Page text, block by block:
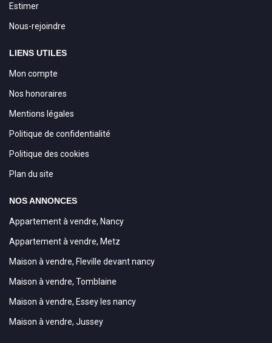
Estimer
Nous-rejoindre
LIENS UTILES
Mon compte
Nos honoraires
Mentions légales
Politique de confidentialité
Politique des cookies
Plan du site
NOS ANNONCES
Appartement à vendre, Nancy
Appartement à vendre, Metz
Maison à vendre, Fleville devant nancy
Maison à vendre, Tomblaine
Maison à vendre, Essey les nancy
Maison à vendre, Jussey